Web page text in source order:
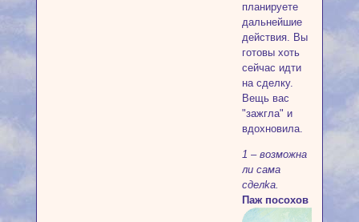
планируете
дальнейшие
действия. Вы
готовы хоть
сейчас идти
на сделку.
Вещь вас
"зажгла" и
вдохновила.
1 – вoзмoжнa
ли caмa
cдeлka.
Паж посохов